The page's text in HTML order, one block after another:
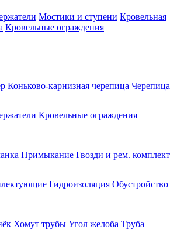
Мостики и ступени Кровельная
Кровельные ограждения
Коньково-карнизная черепица Черепица
Кровельные ограждения
Примыкание Гвозди и рем. комплект
Гидроизоляция Обустройство
Хомут трубы Угол желоба Труба